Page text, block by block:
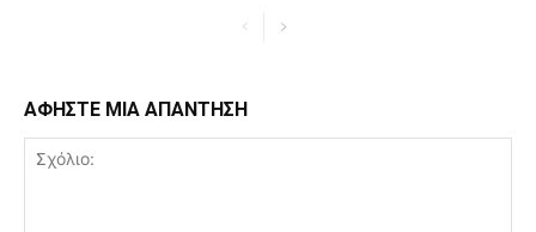
ΑΦΗΣΤΕ ΜΙΑ ΑΠΑΝΤΗΣΗ